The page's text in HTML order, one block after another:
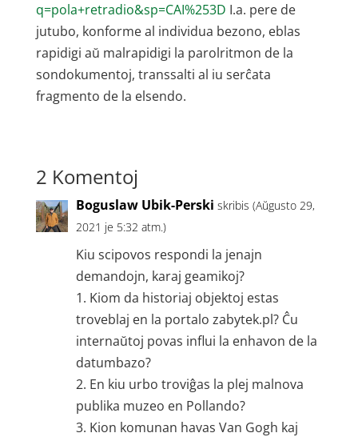
q=pola+retradio&sp=CAI%253D I.a. pere de
jutubo, konforme al individua bezono, eblas
rapidigi aŭ malrapidigi la parolritmon de la
sondokumentoj, transsalti al iu serĉata
fragmento de la elsendo.
2 Komentoj
Boguslaw Ubik-Perski skribis (Aŭgusto 29,
2021 je 5:32 atm.)
Kiu scipovos respondi la jenajn
demandojn, karaj geamikoj?
1. Kiom da historiaj objektoj estas
troveblaj en la portalo zabytek.pl? Ĉu
internaŭtoj povas influi la enhavon de la
datumbazo?
2. En kiu urbo troviĝas la plej malnova
publika muzeo en Pollando?
3. Kion komunan havas Van Gogh kaj